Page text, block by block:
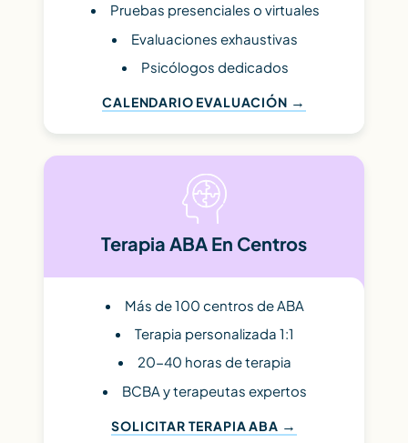
Pruebas presenciales o virtuales
Evaluaciones exhaustivas
Psicólogos dedicados
CALENDARIO EVALUACIÓN
Terapia ABA En Centros
Más de 100 centros de ABA
Terapia personalizada 1:1
20-40 horas de terapia
BCBA y terapeutas expertos
SOLICITAR TERAPIA ABA